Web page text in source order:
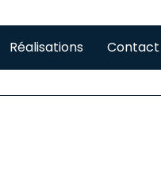
Réalisations Contact